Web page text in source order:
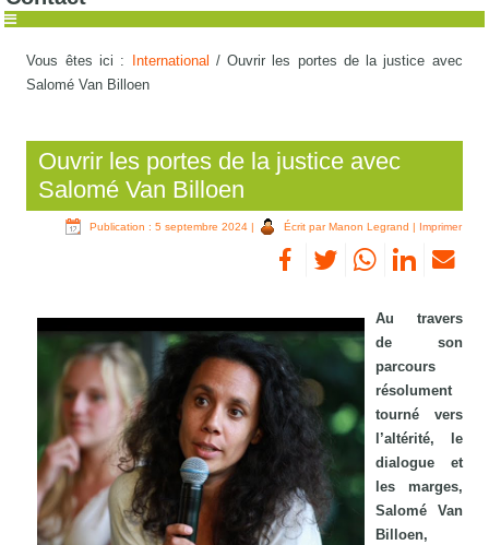
Vous êtes ici : International /Ouvrir les portes de la justice avec
Salomé Van Billoen
Ouvrir les portes de la justice avec
Salomé Van Billoen
Publication : 5 septembre 2024| Écrit par Manon Legrand | Imprimer
Au travers
de son
parcours
résolument
tourné vers
l’altérité, le
dialogue et
les marges,
Salomé Van
Billoen,